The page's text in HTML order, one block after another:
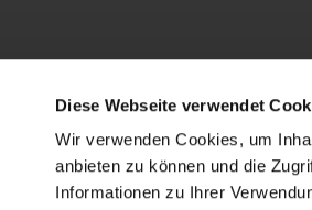
Diese Webseite verwendet
Wir verwenden Cookies, um
anbieten zu können und die
Informationen zu Ihrer